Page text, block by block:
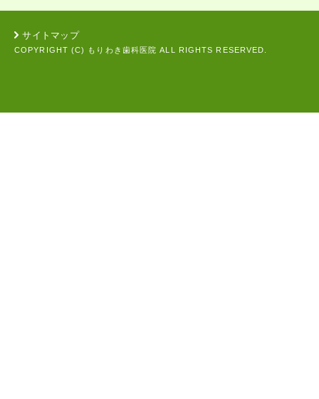
サイトマップ
COPYRIGHT (C) もりわき歯科医院 ALL RIGHTS RESERVED.